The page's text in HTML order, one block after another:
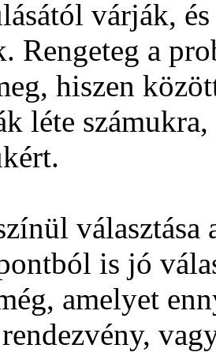
várják,
Rengeteg a
hiszen
léte
választása
is jó
amelyet